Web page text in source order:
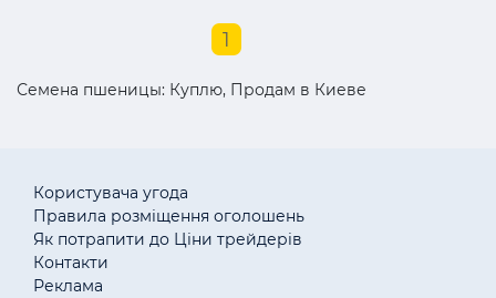
1
Семена пшеницы: Куплю, Продам в Киеве
Користувача угода
Правила розміщення оголошень
Як потрапити до Ціни трейдерів
Контакти
Реклама